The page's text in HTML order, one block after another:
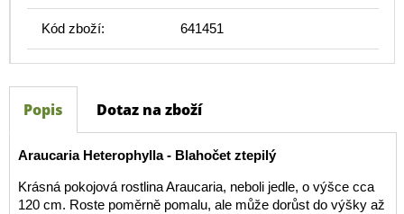
Kód zboží: 641451
Popis Dotaz na zboží
Araucaria Heterophylla - Blahočet ztepilý
Krásná pokojová rostlina Araucaria, neboli jedle, o výšce cca
120 cm. Roste poměrně pomalu, ale může dorůst do výšky až